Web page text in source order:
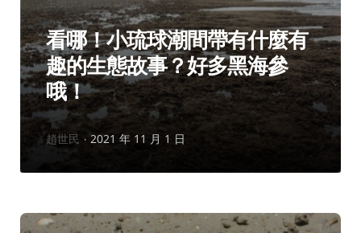
類：
生物學 科普文摘精選
看哪！小琉球潮間帶有什麼有
趣的生態故事？好多黑海參
哦！
作
趙世民 2021 年 11 月 1 日